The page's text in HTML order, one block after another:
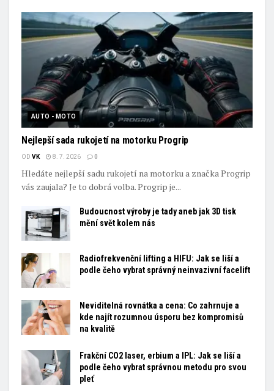
AUTO - MOTO
Nejlepší sada rukojetí na motorku Progrip
OD VK 8. 7. 2026 0
Hledáte nejlepší sadu rukojetí na motorku a značka Progrip
vás zaujala? Je to dobrá volba. Progrip je...
Budoucnost výroby je tady aneb jak 3D tisk
mění svět kolem nás
Radiofrekvenční lifting a HIFU: Jak se liší a
podle čeho vybrat správný neinvazivní facelift
Neviditelná rovnátka a cena: Co zahrnuje a
kde najít rozumnou úsporu bez kompromisů
na kvalitě
Frakční CO2 laser, erbium a IPL: Jak se liší a
podle čeho vybrat správnou metodu pro svou
pleť